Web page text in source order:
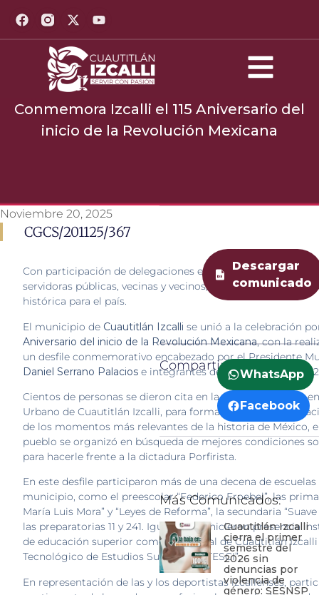
Conmemora Izcalli el 115 Aniversario del
inicio de la Revolución Mexicana
Noviembre 20, 2025
CGCS/201125/367
Con participación de delegaciones escolares, deportistas,
servidoras públicas, vecinas y vecinos, fue rememorada
histórica para el país.
El municipio de Cuautitlán Izcalli se unió a la celebración
Aniversario del inicio de la Revolución Mexicana, con la
un desfile conmemorativo encabezado por el Presidente
Daniel Serrano Palacios e integrantes del Ayuntamiento
Cientos de personas se dieron cita en laAv. Constitución,
Urbano de Cuautitlán Izcalli, para formar parte de la
de los momentos más relevantes de la historia de México,
pueblo se organizó en búsqueda de mejores condiciones
para hacerle frente a la dictadura Porfirista.
En este desfile participaron más de una decena de escuelas
municipio, como el preescolar “Federico Froebel”, las
María Luis Mora” y “Leyes de Reforma”, la secundaria
las preparatorias 11 y 241. Igualmente, hicieron presencia
de educación superior como la Normal de Cuautitlán Izcalli
Tecnológico de Estudios Superiores “TESCI”.
En representación de las y los deportistas izcallenses,
Descargar
comunicado
Compartir:
WhatsApp
Facebook
Más Comunicados:
Cuautitlán Izcalli
cierra el primer
semestre del
2026 sin
denuncias por
violencia de
género: SESNSP